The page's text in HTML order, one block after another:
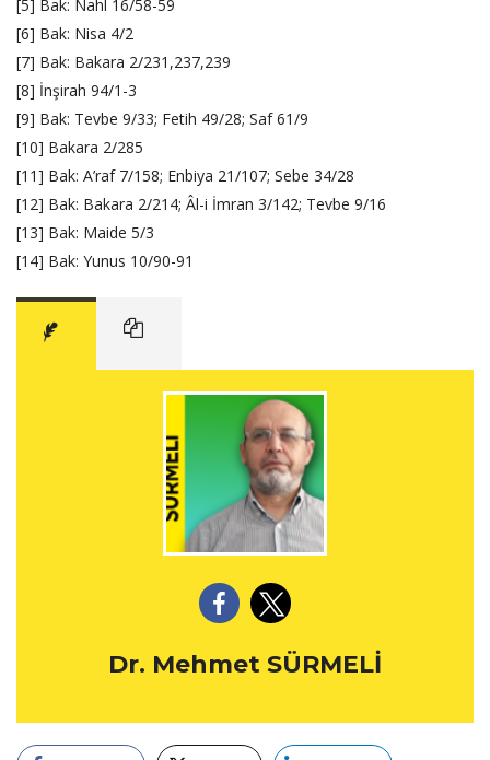
[5] Bak: Nahl 16/58-59
[6] Bak: Nisa 4/2
[7] Bak: Bakara 2/231,237,239
[8] İnşirah 94/1-3
[9] Bak: Tevbe 9/33; Fetih 49/28; Saf 61/9
[10] Bakara 2/285
[11] Bak: A’raf 7/158; Enbiya 21/107; Sebe 34/28
[12] Bak: Bakara 2/214; Âl-i İmran 3/142; Tevbe 9/16
[13] Bak: Maide 5/3
[14] Bak: Yunus 10/90-91
Dr. Mehmet SÜRMELİ